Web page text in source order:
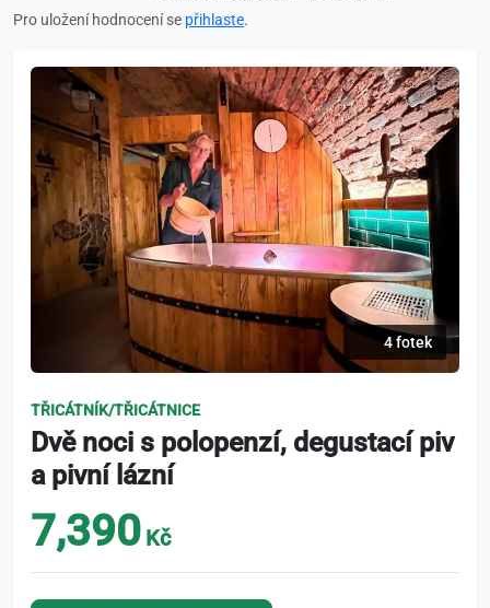
Pro uložení hodnocení se přihlaste.
4 fotek
TŘICÁTNÍK/TŘICÁTNICE
Dvě noci s polopenzí, degustací piv
a pivní lázní
7,390 Kč